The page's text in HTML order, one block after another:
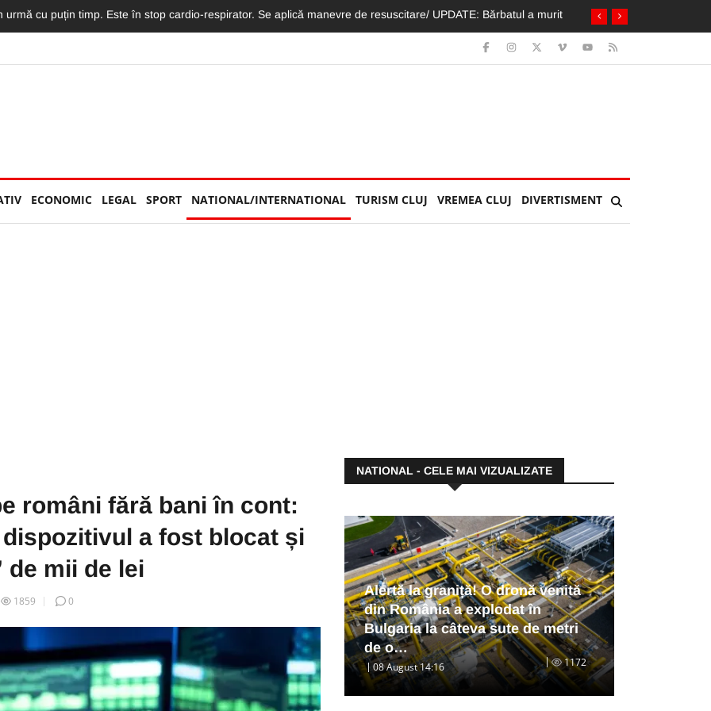
vânzare în această seară. Preț special de 75 de euro pentru STAR EDITION
ECONOMIC LEGAL SPORT NATIONAL/INTERNATIONAL TURISM CLUJ VREMEA CLUJ DIVERTISMENT
români fără bani în cont:
a fost blocat și
de mii de lei
1859 0
NATIONAL - CELE MAI VIZUALIZATE
Alertă la graniță! O dronă venită
din România a explodat în
Bulgaria la câteva sute de metri
de o…
08 August 14:16 1172